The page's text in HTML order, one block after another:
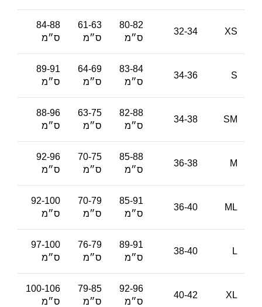
XS
32-34
80-82
ס״מ
61-63
ס״מ
84-88
ס״מ
S
34-36
83-84
ס״מ
64-69
ס״מ
89-91
ס״מ
SM
34-38
82-88
ס״מ
63-75
ס״מ
88-96
ס״מ
M
36-38
85-88
ס״מ
70-75
ס״מ
92-96
ס״מ
ML
36-40
85-91
ס״מ
70-79
ס״מ
92-100
ס״מ
L
38-40
89-91
ס״מ
76-79
ס״מ
97-100
ס״מ
XL
40-42
92-96
ס״מ
79-85
ס״מ
100-106
ס״מ